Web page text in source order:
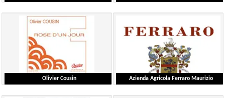
Laforest Céline
Scheda dettagliata
Blanchard François
Loire
Scheda dettagliata
Olivier Cousin
Cousin Olivier
Azienda Agricola Ferraro Maurizio
Maurizio Ferraro